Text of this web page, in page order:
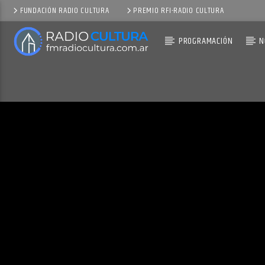
FUNDACIÓN RADIO CULTURA PREMIO RFI-RADIO CULTURA
PROGRAMACIÓN